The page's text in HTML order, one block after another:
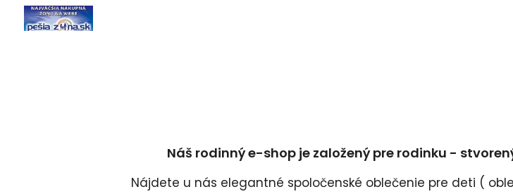
Náš rodinný e-shop je založený pre rodinku -
Nájdete u nás elegantné spoločenské oblečenie pre deti (